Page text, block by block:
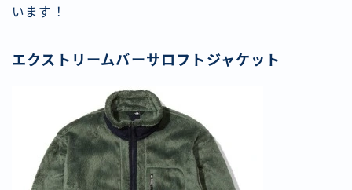
います！
エクストリームバーサロフトジャケット